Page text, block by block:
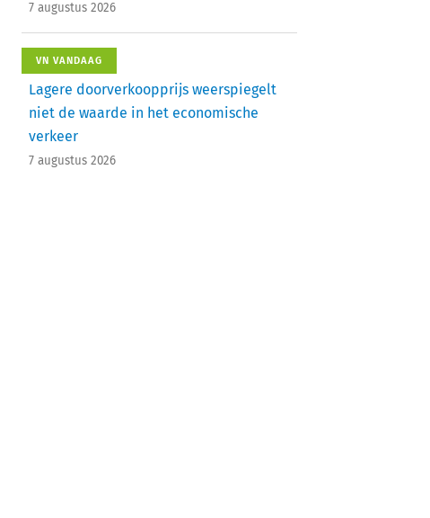
7 augustus 2026
VN VANDAAG
Lagere doorverkoopprijs weerspiegelt
niet de waarde in het economische
verkeer
7 augustus 2026